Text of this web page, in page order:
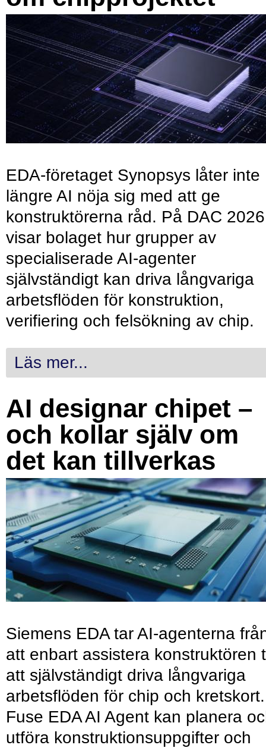
EDA-företaget Synopsys låter inte
längre AI nöja sig med att ge
konstruktörerna råd. På DAC 2026
visar bolaget hur grupper av
specialiserade AI-agenter
självständigt kan driva långvariga
arbetsflöden för konstruktion,
verifiering och felsökning av chip.
Läs mer...
AI designar chipet –
och kollar själv om
det kan tillverkas
Siemens EDA tar AI-agenterna
att enbart assistera konstruktören
att självständigt driva långvariga
arbetsflöden för chip och kretskort.
Fuse EDA AI Agent kan planera
utföra konstruktionsuppgifter och